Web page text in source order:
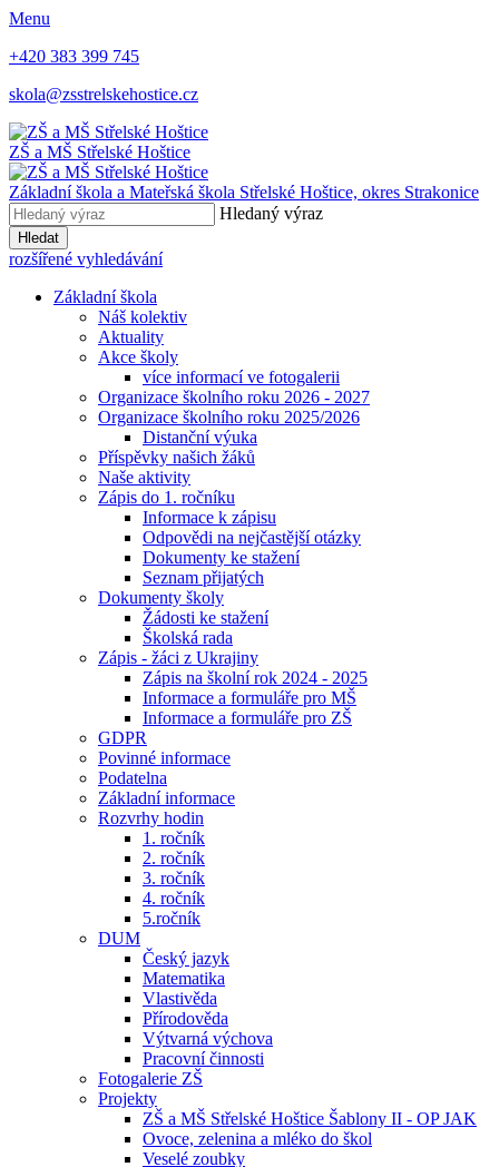
Menu
+420 383 399 745
skola@zsstrelskehostice.cz
ZŠ a MŠ Střelské Hoštice
Základní škola a Mateřská škola Střelské Hoštice, okres Strakonice
Hledaný výraz
Hledat
rozšířené vyhledávání
Základní škola
Náš kolektiv
Aktuality
Akce školy
více informací ve fotogalerii
Organizace školního roku 2026 - 2027
Organizace školního roku 2025/2026
Distanční výuka
Příspěvky našich žáků
Naše aktivity
Zápis do 1. ročníku
Informace k zápisu
Odpovědi na nejčastější otázky
Dokumenty ke stažení
Seznam přijatých
Dokumenty školy
Žádosti ke stažení
Školská rada
Zápis - žáci z Ukrajiny
Zápis na školní rok 2024 - 2025
Informace a formuláře pro MŠ
Informace a formuláře pro ZŠ
GDPR
Povinné informace
Podatelna
Základní informace
Rozvrhy hodin
1. ročník
2. ročník
3. ročník
4. ročník
5.ročník
DUM
Český jazyk
Matematika
Vlastivěda
Přírodověda
Výtvarná výchova
Pracovní činnosti
Fotogalerie ZŠ
Projekty
ZŠ a MŠ Střelské Hoštice Šablony II - OP JAK
Ovoce, zelenina a mléko do škol
Veselé zoubky